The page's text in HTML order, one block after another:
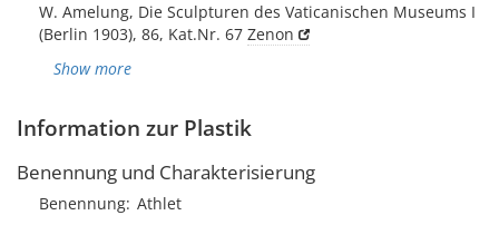
W. Amelung, Die Sculpturen des Vaticanischen Museums I
(Berlin 1903), 86, Kat.Nr. 67 Zenon
Show more
Information zur Plastik
Benennung und Charakterisierung
Benennung Athlet